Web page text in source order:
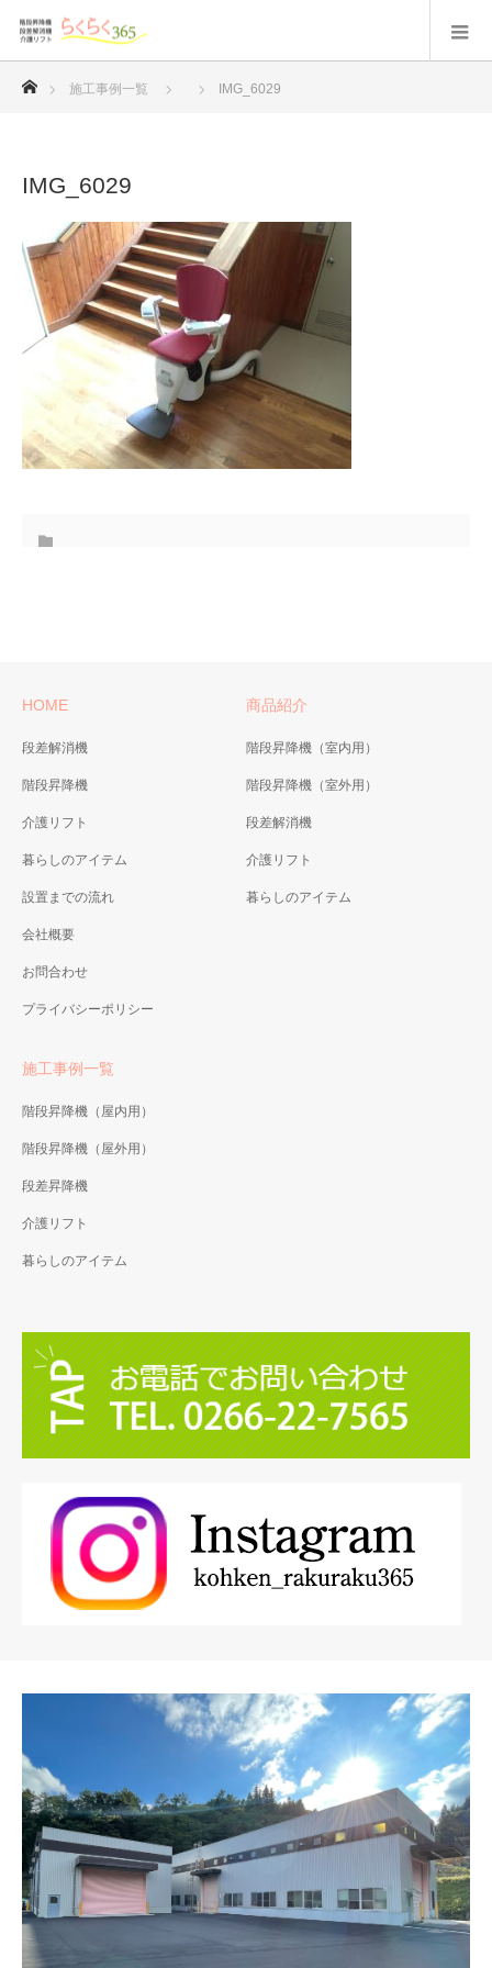
ホーム
施工事例一覧 IMG_6029
IMG_6029
HOME
段差解消機
階段昇降機
介護リフト
暮らしのアイテム
設置までの流れ
会社概要
お問合わせ
プライバシーポリシー
商品紹介
階段昇降機（室内用）
階段昇降機（室外用）
段差解消機
介護リフト
暮らしのアイテム
施工事例一覧
階段昇降機（屋内用）
階段昇降機（屋外用）
段差昇降機
介護リフト
暮らしのアイテム